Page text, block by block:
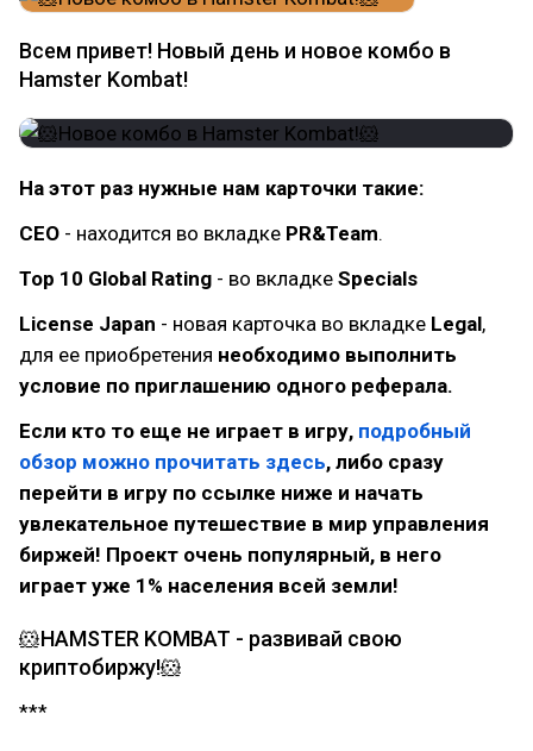
Всем привет! Новый день и новое комбо в
Hamster Kombat!
На этот раз нужные нам карточки такие:
CEO - находится во вкладке PR&Team.
Top 10 Global Rating - во вкладке Specials
License Japan - новая карточка во вкладке Legal,
для ее приобретения необходимо выполнить
условие по приглашению одного реферала.
Если кто то еще не играет в игру, подробный
обзор можно прочитать здесь, либо сразу
перейти в игру по ссылке ниже и начать
увлекательное путешествие в мир управления
биржей! Проект очень популярный, в него
играет уже 1% населения всей земли!
🐹HAMSTER KOMBAT - развивай свою
криптобиржу!🐹
***